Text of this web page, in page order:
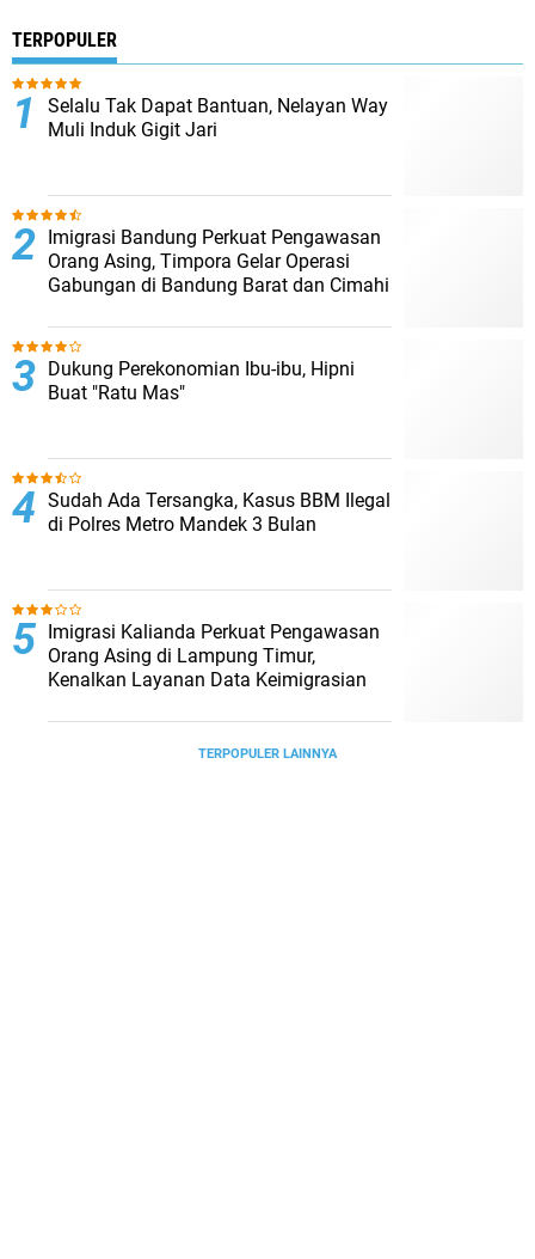
TERPOPULER
Selalu Tak Dapat Bantuan, Nelayan Way
Muli Induk Gigit Jari
Imigrasi Bandung Perkuat Pengawasan
Orang Asing, Timpora Gelar Operasi
Gabungan di Bandung Barat dan Cimahi
Dukung Perekonomian Ibu-ibu, Hipni
Buat "Ratu Mas"
Sudah Ada Tersangka, Kasus BBM Ilegal
di Polres Metro Mandek 3 Bulan
Imigrasi Kalianda Perkuat Pengawasan
Orang Asing di Lampung Timur,
Kenalkan Layanan Data Keimigrasian
TERPOPULER LAINNYA